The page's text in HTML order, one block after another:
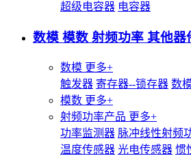
超级电容器 电容器
数模 模数 射频功率 其他器
数模 更多+
触发器 寄存器--锁存器 数
模数 更多+
射频功率产品 更多+
功率监测器 脉冲线性射频
温度传感器 光电传感器 惯